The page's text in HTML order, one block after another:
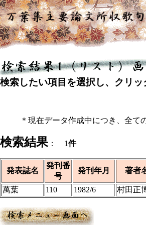
検索したい項目を選択し、クリッ
＊現在データ作成中につき、全
検索結果 ： 1件
発表誌名
発刊番
号
発刊年月 著者
萬葉 110 1982/6 村田正